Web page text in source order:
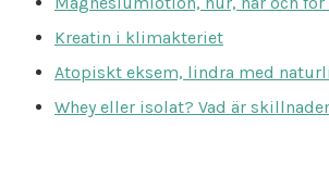
Kreatin i klimakteriet
Atopiskt eksem, lindra med
Whey eller isolat? Vad är